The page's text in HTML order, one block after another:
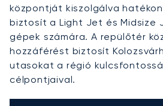
központját kiszolgálva
biztosít a Light Jet és Midsize
gépek számára. A repülőtér
hozzáférést biztosít
utasokat a régió
célpontjaival.